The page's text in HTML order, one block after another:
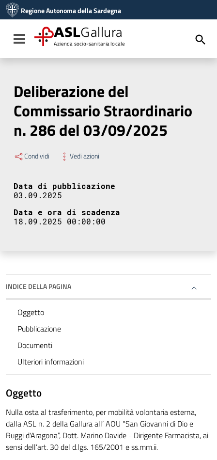
Vai al menu di navigazione
Vai al footer
Regione Autonoma della Sardegna
Toggle navigation
ASLGallura
Azienda socio-sanitaria locale
Deliberazione del
Commissario Straordinario
n. 286 del 03/09/2025
Condividi Vedi azioni
Data di pubblicazione
03.09.2025
Data e ora di scadenza
18.09.2025 00:00:00
INDICE DELLA PAGINA
Oggetto
Pubblicazione
Documenti
Ulteriori informazioni
Oggetto
Nulla osta al trasferimento, per mobilità volontaria esterna,
dalla ASL n. 2 della Gallura all’ AOU "San Giovanni di Dio e
Ruggi d'Aragona”, Dott. Marino Davide - Dirigente Farmacista, ai
sensi dell’art. 30 del d.lgs. 165/2001 e ss.mm.ii.